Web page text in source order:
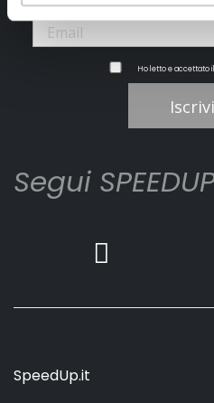
Ho letto e accettato
Segui
SpeedUp.it